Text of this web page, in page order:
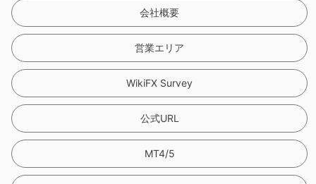
会社概要
営業エリア
WikiFX Survey
公式URL
MT4/5